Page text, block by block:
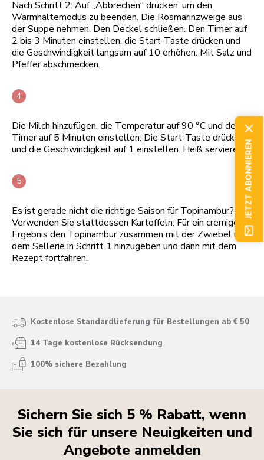
Nach Schritt 2: Auf „Abbrechen“ drücken, um den
Warmhaltemodus zu beenden. Die Rosmarinzweige aus
der Suppe nehmen. Den Deckel schließen. Den Timer auf
2 bis 3 Minuten einstellen, die Start-Taste drücken und
die Geschwindigkeit langsam auf 10 erhöhen. Mit Salz und
Pfeffer abschmecken.
Die Milch hinzufügen, die Temperatur auf 90 °C und den
Timer auf 5 Minuten einstellen. Die Start-Taste drücken
und die Geschwindigkeit auf 1 einstellen. Heiß servieren.
Es ist gerade nicht die richtige Saison für Topinambur?
Verwenden Sie stattdessen Kartoffeln. Für ein cremigeres
Ergebnis den Topinambur zusammen mit der Zwiebel und
dem Sellerie in Schritt 1 hinzugeben und dann mit dem
Rezept fortfahren.
Kostenlose Standardlieferung für Bestellungen ab € 50
14 Tage kostenlose Rücksendung
100% sichere Bezahlung
Sichern Sie sich 5 % Rabatt, wenn
Sie sich für unsere Neuigkeiten und
Angebote anmelden
JETZT ABONNIEREN